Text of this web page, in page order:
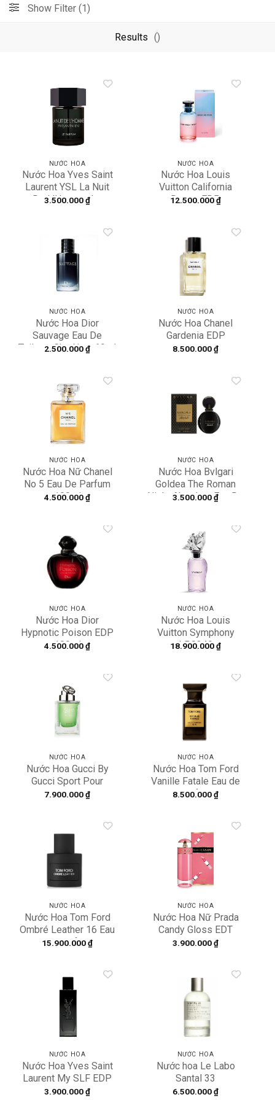
Show Filter (1)
Results ()
NƯỚC HOA
Nước Hoa Yves Saint
Laurent YSL La Nuit
De L’Homme Le
3.500.000₫
NƯỚC HOA
Nước Hoa Louis
Vuitton California
Dream EDP
12.500.000₫
NƯỚC HOA
Nước Hoa Dior
Sauvage Eau De
Toilette Cho Nam 60ml
2.500.000₫
NƯỚC HOA
Nước Hoa Chanel
Gardenia EDP
8.500.000₫
NƯỚC HOA
Nước Hoa Nữ Chanel
No 5 Eau De Parfum
100ml
4.500.000₫
wishlist
NƯỚC HOA
Nước Hoa Bvlgari
Goldea The Roman
Night Absolute Eau De
3.500.000₫
NƯỚC HOA
Nước Hoa Dior
Hypnotic Poison EDP
100ml
4.500.000₫
NƯỚC HOA
Nước Hoa Louis
Vuitton Symphony
LP0249
18.900.000₫
NƯỚC HOA
Nước Hoa Gucci By
Gucci Sport Pour
Homme 90ml
7.900.000₫
NƯỚC HOA
Nước Hoa Tom Ford
Vanille Fatale Eau de
Parfum
8.500.000₫
NƯỚC HOA
Nước Hoa Tom Ford
Ombré Leather 16 Eau
De Parfum
15.900.000₫
NƯỚC HOA
Nước Hoa Nữ Prada
Candy Gloss EDT
80ml
3.900.000₫
NƯỚC HOA
Nước Hoa Yves Saint
Laurent My SLF EDP
3.900.000₫
NƯỚC HOA
Nước hoa Le Labo
Santal 33
6.500.000₫